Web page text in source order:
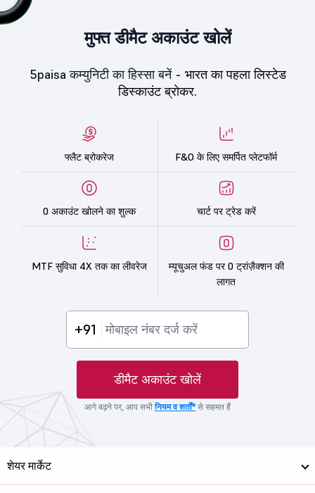
मुफ्त डीमैट अकाउंट खोलें
5paisa कम्युनिटी का हिस्सा बनें - भारत का पहला लिस्टेड
डिस्काउंट ब्रोकर.
फ्लैट ब्रोकरेज F&O के लिए समर्पित प्लेटफॉर्म
0 अकाउंट खोलने का शुल्क चार्ट पर ट्रेड करें
MTF सुविधा 4X तक का लीवरेज
म्यूचुअल फंड पर 0 ट्रांज़ैक्शन की
लागत
+91
डीमैट अकाउंट खोलें
आगे बढ़ने पर, आप सभीनियम व शर्तों*से सहमत हैं
शेयर मार्केट